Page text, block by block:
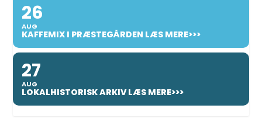
26
AUG
KAFFEMIX I PRÆSTEGÅRDEN LÆS MERE>>>
27
AUG
LOKALHISTORISK ARKIV LÆS MERE>>>